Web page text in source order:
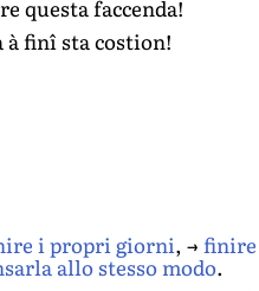
questa faccenda!
à finî sta costion!
i propri giorni, → finire
allo stesso modo.